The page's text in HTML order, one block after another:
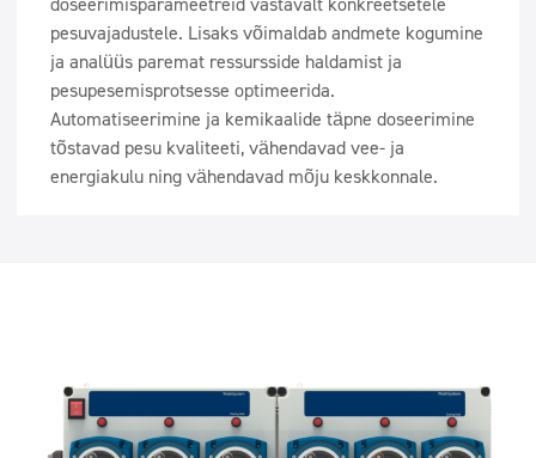
pesuvajadustele. Lisaks võimaldab andmete kogumine
ja analüüs paremat ressursside haldamist ja
pesupesemisprotsesse optimeerida.
Automatiseerimine ja kemikaalide täpne doseerimine
tõstavad pesu kvaliteeti, vähendavad vee- ja
energiakulu ning vähendavad mõju keskkonnale.